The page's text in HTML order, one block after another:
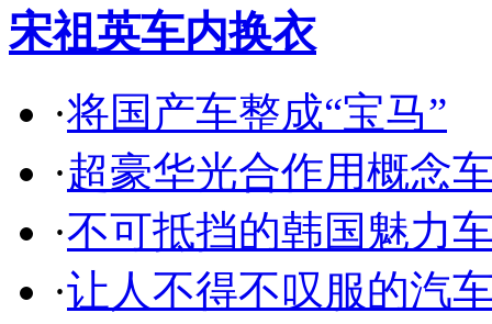
宋祖英车内换衣
·将国产车整成“宝马”
·超豪华光合作用概念
·不可抵挡的韩国魅力
·让人不得不叹服的汽